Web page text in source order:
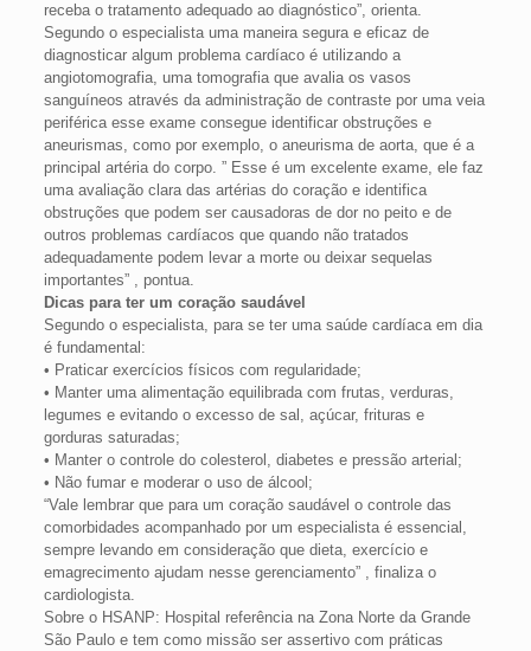
receba o tratamento adequado ao diagnóstico”, orienta.
Segundo o especialista uma maneira segura e eficaz de
diagnosticar algum problema cardíaco é utilizando a
angiotomografia, uma tomografia que avalia os vasos
sanguíneos através da administração de contraste por uma veia
periférica esse exame consegue identificar obstruções e
aneurismas, como por exemplo, o aneurisma de aorta, que é a
principal artéria do corpo. ” Esse é um excelente exame, ele faz
uma avaliação clara das artérias do coração e identifica
obstruções que podem ser causadoras de dor no peito e de
outros problemas cardíacos que quando não tratados
adequadamente podem levar a morte ou deixar sequelas
importantes” , pontua.
Dicas para ter um coração saudável
Segundo o especialista, para se ter uma saúde cardíaca em dia
é fundamental:
• Praticar exercícios físicos com regularidade;
• Manter uma alimentação equilibrada com frutas, verduras,
legumes e evitando o excesso de sal, açúcar, frituras e
gorduras saturadas;
• Manter o controle do colesterol, diabetes e pressão arterial;
• Não fumar e moderar o uso de álcool;
“Vale lembrar que para um coração saudável o controle das
comorbidades acompanhado por um especialista é essencial,
sempre levando em consideração que dieta, exercício e
emagrecimento ajudam nesse gerenciamento” , finaliza o
cardiologista.
Sobre o HSANP: Hospital referência na Zona Norte da Grande
São Paulo e tem como missão ser assertivo com práticas